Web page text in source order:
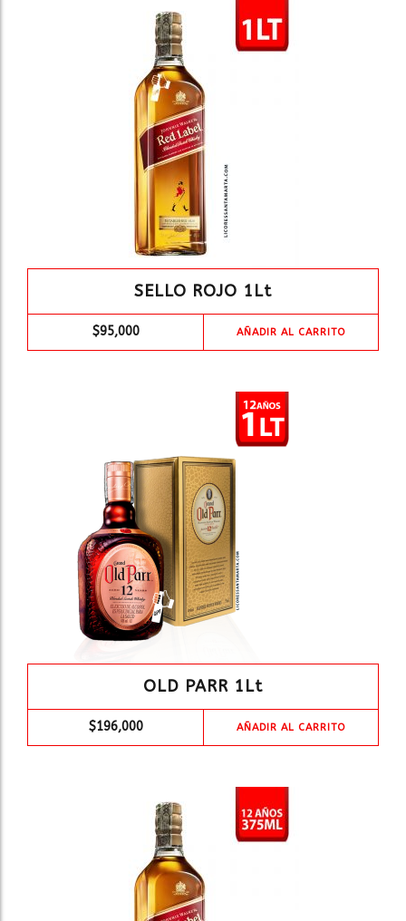
SELLO ROJO 1Lt
$95,000 AÑADIR AL CARRITO
OLD PARR 1Lt
$196,000 AÑADIR AL CARRITO